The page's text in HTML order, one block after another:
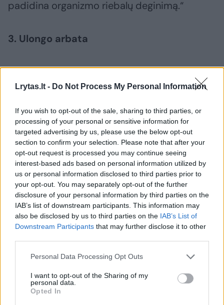
Lrytas.lt - Do Not Process My Personal Information
If you wish to opt-out of the sale, sharing to third parties, or
processing of your personal or sensitive information for
targeted advertising by us, please use the below opt-out
section to confirm your selection. Please note that after your
opt-out request is processed you may continue seeing
interest-based ads based on personal information utilized by
us or personal information disclosed to third parties prior to
your opt-out. You may separately opt-out of the further
disclosure of your personal information by third parties on the
IAB’s list of downstream participants. This information may
also be disclosed by us to third parties on the IAB’s List of
Downstream Participants that may further disclose it to other
Personal Data Processing Opt Outs
I want to opt-out of the Sharing of my
personal data.
Opted In
padidina organizmo riebalų deginimą.“
3. Ulongo arbata
„Nors žalioji arbata ilgą laiką buvo laikoma
geriausia metantiems svorį, kai kurie
arbata, kuri patenka tarp žaliosios ir
juodosios – gali būti dar galingesnė“, – rašo
„Prevention“.
Be medžiagų apykaitą skatinančio kofeino,
šioje arbatoje taip pat yra daug vitaminų,
mineralų ir antioksidantų. Polifenoliai skatina
virškinimą ir apsaugo nuo diabeto, o EGCG
(epigalokatechino galatas) yra žinomas kaip
skatinantis svorio mažėjimą ir mažinantis
uždegimą. „Ši arbata su kofeinu gali padėti
sudeginti daugiau energijos, nes ji skatina